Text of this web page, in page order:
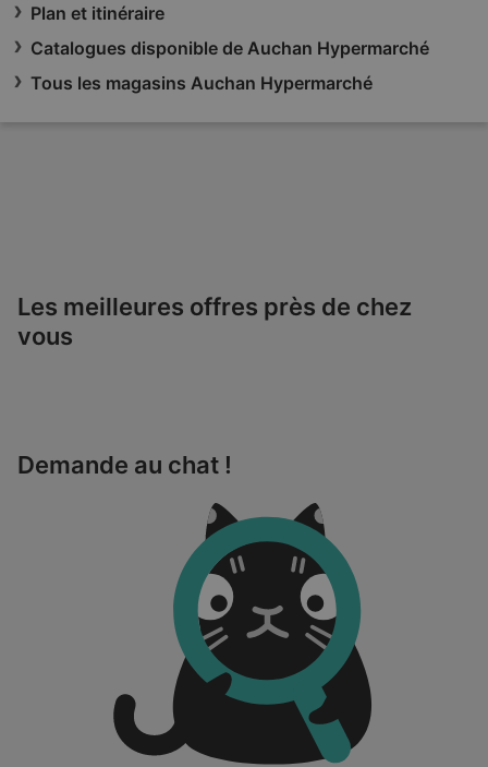
Plan et itinéraire
Catalogues disponible de Auchan Hypermarché
Tous les magasins Auchan Hypermarché
Les meilleures offres près de chez
vous
Demande au chat !